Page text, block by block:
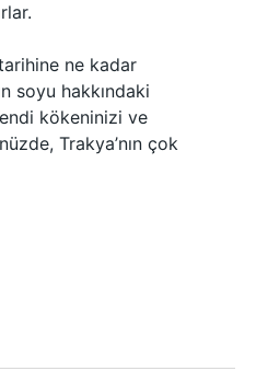
ne kadar
soyu hakkındaki
kökeninizi ve
Trakya’nın çok